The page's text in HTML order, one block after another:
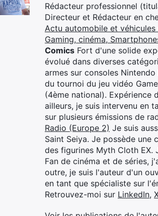
Rédacteur professionnel
Directeur et Rédacteur en
Actu automobile et
Gaming, cinéma,
Comics Fort d'une solide
évolué dans diverses
armes sur consoles
du tournoi du jeu vidéo
(4ème national). Expérience
ailleurs, je suis intervenu en
sur plusieurs émissions de
Radio (Europe 2) Je suis
Saint Seiya. Je possède une
des figurines Myth Cloth EX.
Fan de cinéma et de séries,
outre, je suis l'auteur d'un
en tant que spécialiste sur
Retrouvez-moi sur LinkedIn,